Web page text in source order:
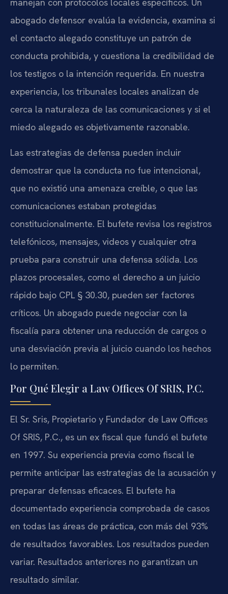
manejan con protocolos locales específicos. Un
abogado defensor evalúa la evidencia, examina si
el contacto alegado constituye un patrón de
conducta prohibida, y cuestiona la credibilidad de
los testigos o la intención requerida. En nuestra
experiencia, los tribunales locales analizan de
cerca la naturaleza de las comunicaciones y si el
miedo alegado es objetivamente razonable.
Las estrategias de defensa pueden incluir
demostrar que la conducta no fue intencional,
que no existió una amenaza creíble, o que las
comunicaciones estaban protegidas
constitucionalmente. El bufete revisa los registros
telefónicos, mensajes, videos y cualquier otra
prueba para construir una defensa sólida. Los
plazos procesales, como el derecho a un juicio
rápido bajo CPL § 30.30, pueden ser factores
críticos. Un abogado puede negociar con la
fiscalía para obtener una reducción de cargos o
una desviación previa al juicio cuando los hechos
lo permiten.
Por Qué Elegir a Law Offices Of SRIS, P.C.
El Sr. Sris, Propietario y Fundador de Law Offices
Of SRIS, P.C., es un ex fiscal que fundó el bufete
en 1997. Su experiencia previa como fiscal le
permite anticipar las estrategias de la acusación y
preparar defensas eficaces. El bufete ha
documentado experiencia comprobada de casos
en todas las áreas de práctica, con más del 93%
de resultados favorables. Los resultados pueden
variar. Resultados anteriores no garantizan un
resultado similar.